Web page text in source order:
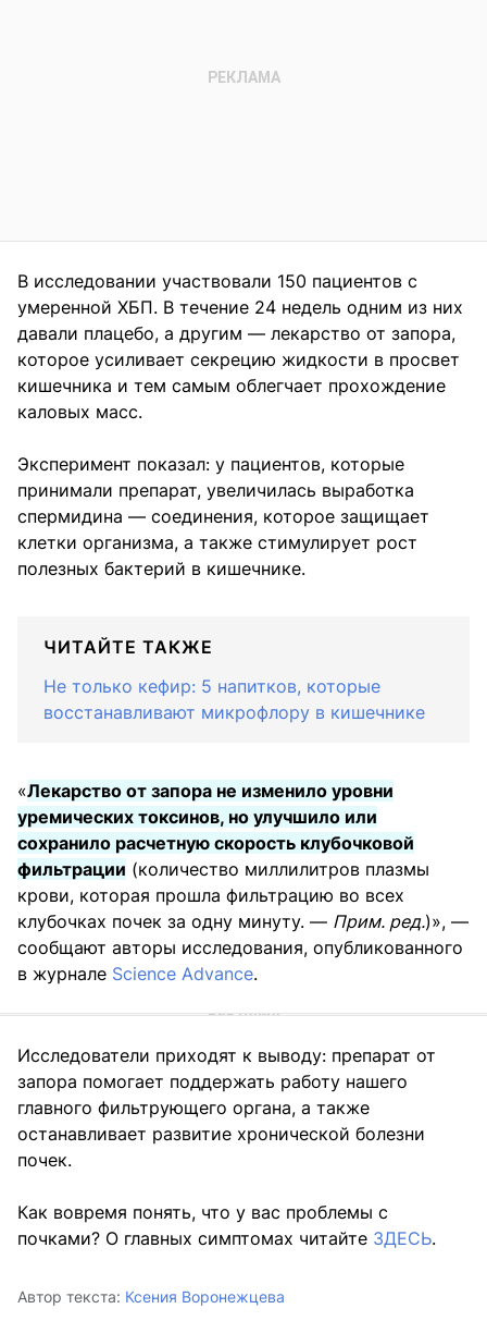
В исследовании участвовали 150 пациентов с
умеренной ХБП. В течение 24 недель одним из них
давали плацебо, а другим — лекарство от запора,
которое усиливает секрецию жидкости в просвет
кишечника и тем самым облегчает прохождение
каловых масс.
Эксперимент показал: у пациентов, которые
принимали препарат, увеличилась выработка
спермидина — соединения, которое защищает
клетки организма, а также стимулирует рост
полезных бактерий в кишечнике.
ЧИТАЙТЕ ТАКЖЕ
Не только кефир: 5 напитков, которые
восстанавливают микрофлору в кишечнике
«Лекарство от запора не изменило уровни
уремических токсинов, но улучшило или
сохранило расчетную скорость клубочковой
фильтрации (количество миллилитров плазмы
крови, которая прошла фильтрацию во всех
клубочках почек за одну минуту. — Прим. ред.)», —
сообщают авторы исследования, опубликованного
в журнале Science Advance.
Исследователи приходят к выводу: препарат от
запора помогает поддержать работу нашего
главного фильтрующего органа, а также
останавливает развитие хронической болезни
почек.
Как вовремя понять, что у вас проблемы с
почками? О главных симптомах читайте ЗДЕСЬ.
Автор текста: Ксения Воронежцева